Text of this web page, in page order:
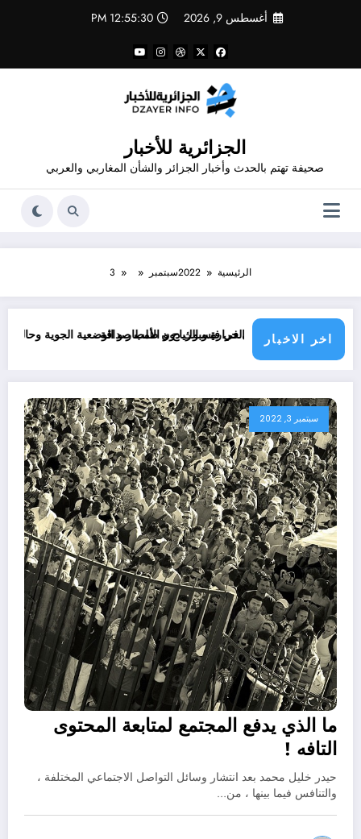
أغسطس 9, 2026 12:55:31 PM
الجزائرية للأخبار
صحيفة تهتم بالحدث وأخبار الجزائر والشأن المغاربي والعربي
الرئيسية 2022سبتمبر 3
اخر الاخبار
الحرارة و الرياح و الأمطار و الوضعية الجوية وحالة البحر في الولايات الجزائرية اليوم
سبتمبر 3, 2022
ما الذي يدفع المجتمع لمتابعة المحتوى
التافه !
حيدر خليل محمد بعد انتشار وسائل التواصل الاجتماعي المختلفة ،
والتنافس فيما بينها ، من…